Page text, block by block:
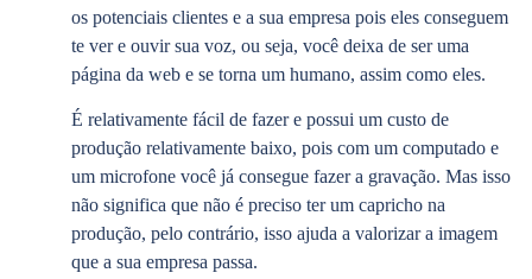
os potenciais clientes e a sua empresa pois eles conseguem
te ver e ouvir sua voz, ou seja, você deixa de ser uma
página da web e se torna um humano, assim como eles.
É relativamente fácil de fazer e possui um custo de
produção relativamente baixo, pois com um computado e
um microfone você já consegue fazer a gravação. Mas isso
não significa que não é preciso ter um capricho na
produção, pelo contrário, isso ajuda a valorizar a imagem
que a sua empresa passa.